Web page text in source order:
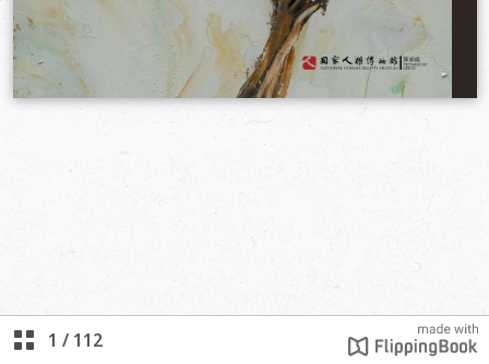
1 / 112